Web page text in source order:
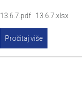
13.6.7.pdf 13.6.7.xlsx
Pročitaj više